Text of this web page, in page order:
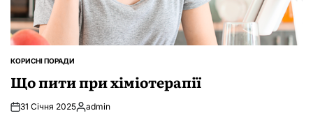
ОПУБЛІКУВАТИ
КОРИСНІ ПОРАДИ
Що пити при хіміотерапії
31 Січня 2025Опубліковано
admin